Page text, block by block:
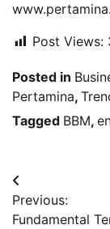
Post Views:
Posted in
Pertamina,
Tagged BBM,
Navigasi
pos
Previous:
Fundamental